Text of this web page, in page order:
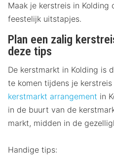
Maak je kerstreis in Kolding
feestelijk uitstapjes.
Plan een zalig
deze tips
De kerstmarkt in Kolding is
te komen tijdens je
kerstmarkt arrangement in
in de buurt van de
markt, midden in de
Handige tips: